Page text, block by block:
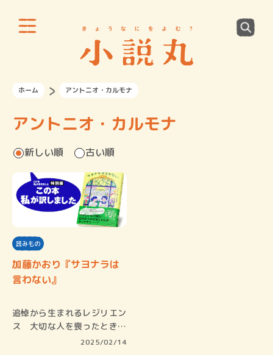
ホーム アントニオ・カルモナ
アントニオ・カルモナ
新しい順 古い順
読みもの
加藤かおり『サヨナラは
言わない』
追悼から生まれるレジリエン
ス 大切な人を喪ったとき、
2025/02/14